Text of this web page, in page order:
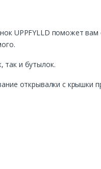
UPPFYLLD поможет вам
так и бутылок.
открывалки с крышки